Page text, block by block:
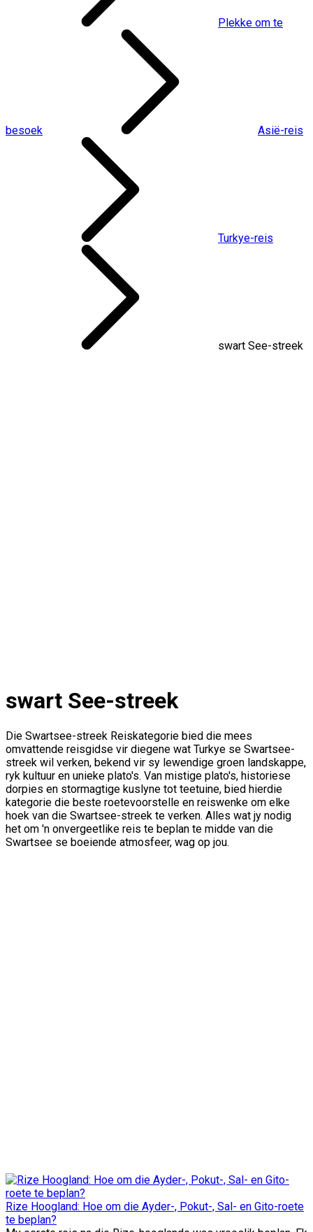
Plekke om te
besoek Asië-reis
Turkye-reis
swart See-streek
swart See-streek
Die Swartsee-streek Reiskategorie bied die mees
omvattende reisgidse vir diegene wat Turkye se Swartsee-
streek wil verken, bekend vir sy lewendige groen landskappe,
ryk kultuur en unieke plato's. Van mistige plato's, historiese
dorpies en stormagtige kuslyne tot teetuine, bied hierdie
kategorie die beste roetevoorstelle en reiswenke om elke
hoek van die Swartsee-streek te verken. Alles wat jy nodig
het om 'n onvergeetlike reis te beplan te midde van die
Swartsee se boeiende atmosfeer, wag op jou.
Rize Hoogland: Hoe om die Ayder-, Pokut-, Sal- en Gito-roete
te beplan?